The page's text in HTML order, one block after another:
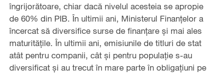
îngrijorătoare, chiar dacă nivelul acesteia se apropie
de 60% din PIB. În ultimii ani, Ministerul Finanțelor a
încercat să diversifice surse de finanțare și mai ales
maturitățile. În ultimii ani, emisiunile de titluri de stat
atât pentru companii, cât și pentru populație s-au
diversificat și au trecut în mare parte în obligațiuni pe